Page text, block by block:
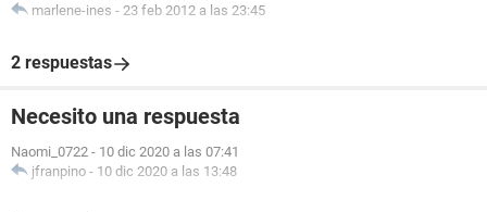
marlene-ines - 23 feb 2012 a las 23:45
2 respuestas
Necesito una respuesta
Naomi_0722 - 10 dic 2020 a las 07:41
jfranpino - 10 dic 2020 a las 13:48